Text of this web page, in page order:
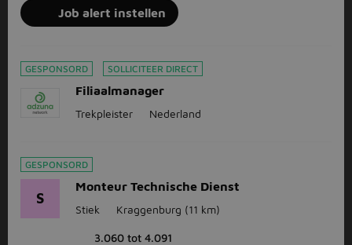
Job alert instellen
GESPONSORD SOLLICITEER DIRECT
Filiaalmanager
Trekpleister Nederland
GESPONSORD
S
Monteur Technische Dienst
Stiek Kraggenburg (11 km)
3.060 tot 4.091